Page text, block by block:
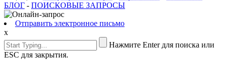
БЛОГ - ПОИСКОВЫЕ ЗАПРОСЫ
Отправить электронное письмо
x
Нажмите Enter для поиска или
ESC для закрытия.